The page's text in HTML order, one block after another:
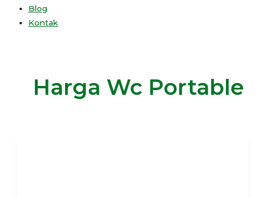
Blog
Kontak
Harga Wc Portable